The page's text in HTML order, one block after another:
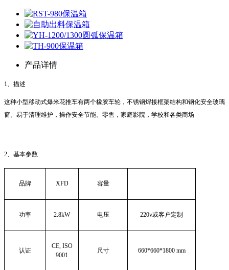
产品详情
1、描述
这种小型移动式爆米花推车有两个橡胶车轮，不锈钢焊接框架结构和钢化安全玻璃
窗。易于清理维护，操作安全节能。零售，家庭影院，学校和各类商场
2、基本参数
品牌 XFD 容量
功率 2.8kW 电压 220v或客户定制
认证
CE, ISO
9001
尺寸 660*660*1800 mm